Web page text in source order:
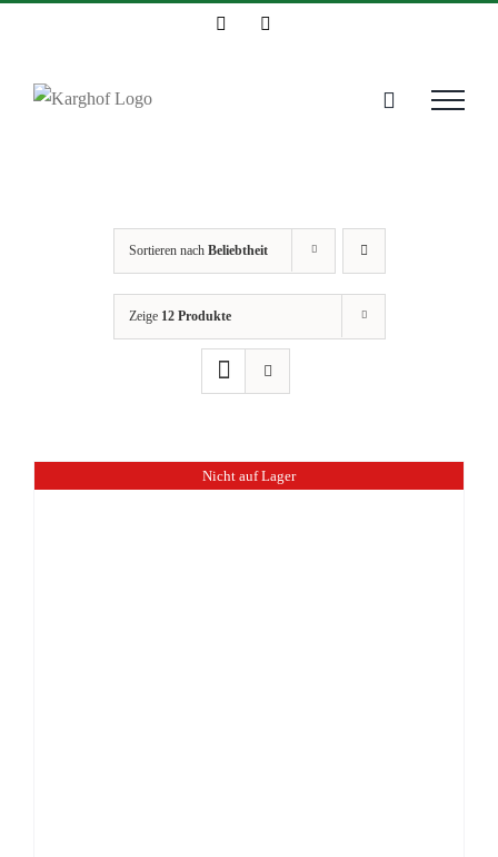
Instagram
Sortieren nach Beliebtheit
Zeige 12 Produkte
Nicht auf Lager